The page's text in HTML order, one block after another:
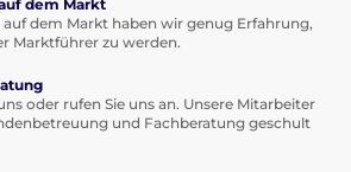
dem Markt
auf dem Markt haben wir genug Erfahrung,
Marktführer zu werden.
oder rufen Sie uns an. Unsere Mitarbeiter
und Fachberatung geschult